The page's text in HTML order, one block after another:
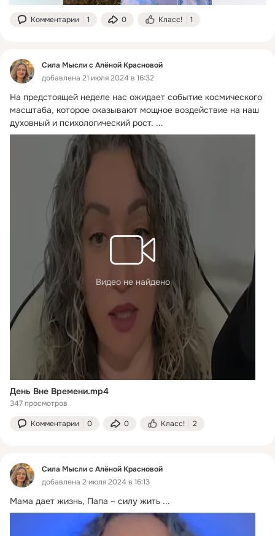
Комментарии 1 0 Класс! 1
Сила Мысли с Алёной Красновой
добавлена 21 июля 2024 в 16:32
На предстоящей неделе нас ожидает событие космического
масштаба, которое оказывают мощное воздействие на наш
духовный и психологический рост. ...
Видео не найдено
День Вне Времени.mp4
347 просмотров
Комментарии 0 0 Класс! 2
Сила Мысли с Алёной Красновой
добавлена 2 июля 2024 в 16:13
Мама дает жизнь, Папа – силу жить ...